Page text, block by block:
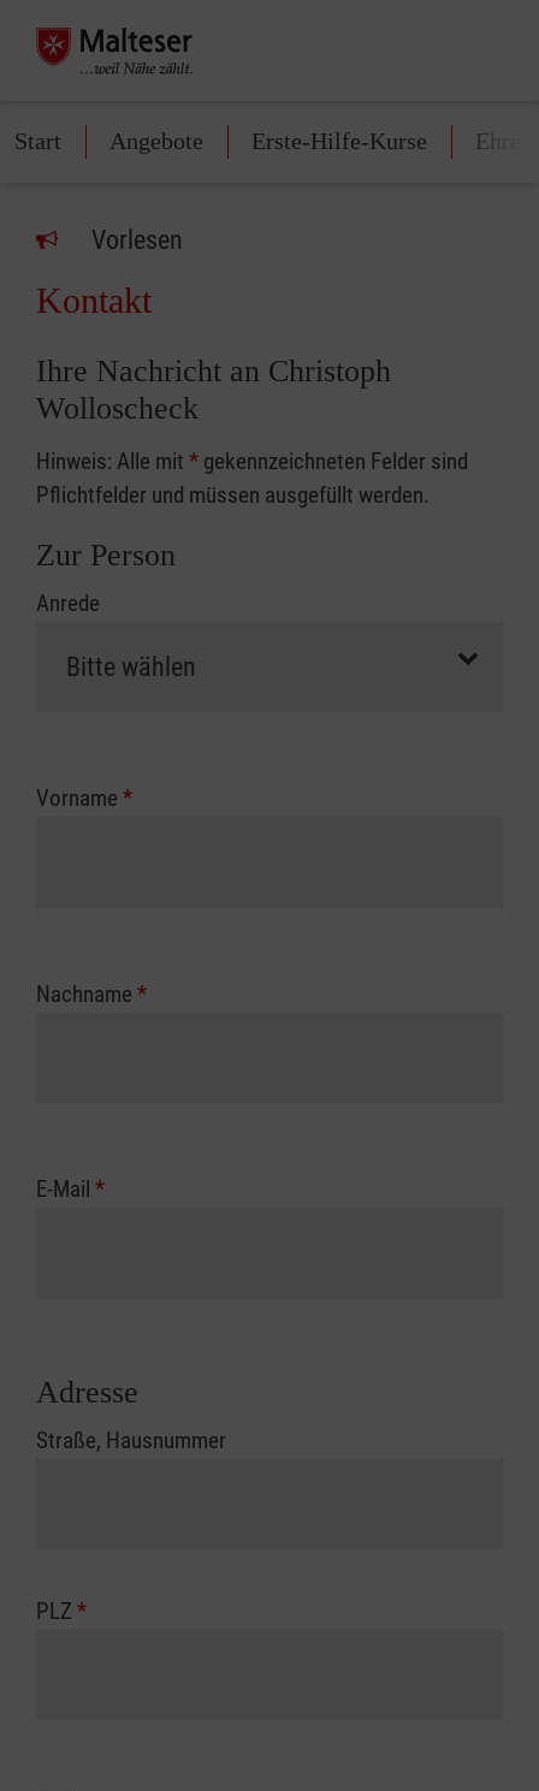
Start Angebote Erste-Hilfe-Kurse
Vorlesen
Kontakt
Ihre Nachricht an Christoph
Wolloscheck
Hinweis: Alle mit * gekennzeichneten Felder sind
Pflichtfelder und müssen ausgefüllt werden.
Zur Person
Anrede
Vorname *
Nachname *
E-Mail *
Adresse
Straße, Hausnummer
PLZ *